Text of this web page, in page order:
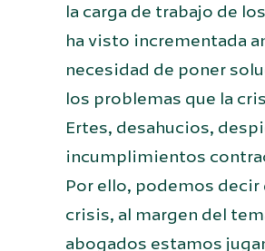
la carga de trabajo de
ha visto incrementada
necesidad de poner
los problemas que la
Ertes, desahucios,
incumplimientos
Por ello, podemos decir
crisis, al margen del
abogados estamos